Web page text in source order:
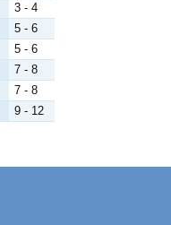
3 - 4
5 - 6
5 - 6
7 - 8
7 - 8
9 - 12